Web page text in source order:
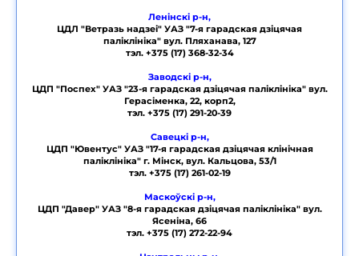
Ленінскі р-н,
ЦДЛ "Ветразь надзеі" УАЗ "7-я гарадская дзіцячая
паліклініка" вул. Пляханава, 127
тэл. +375 (17) 368-32-34
Заводскі р-н,
ЦДП "Поспех" УАЗ "23-я гарадская дзіцячая паліклініка" вул.
Герасіменка, 22, корп2,
тэл. +375 (17) 291-20-39
Савецкі р-н,
ЦДП "Ювентус" УАЗ "17-я гарадская дзіцячая клінічная
паліклініка" г. Мінск, вул. Кальцова, 53/1
тэл. +375 (17) 261-02-19
Маскоўскі р-н,
ЦДП "Давер" УАЗ "8-я гарадская дзіцячая паліклініка" вул.
Ясеніна, 66
тэл. +375 (17) 272-22-94